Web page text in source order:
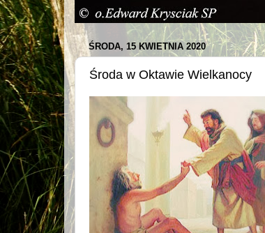
ŚRODA, 15 KWIETNIA 2020
Środa w Oktawie Wielkanocy